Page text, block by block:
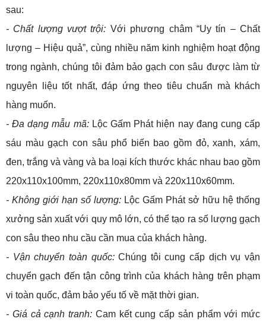
sau:
- Chất lượng vượt trội: Với phương châm “Uy tín – Chất
lượng – Hiệu quả”, cùng nhiều năm kinh nghiệm hoạt động
trong ngành, chúng tôi đảm bảo gạch con sâu được làm từ
nguyên liệu tốt nhất, đáp ứng theo tiêu chuẩn mà khách
hàng muốn.
- Đa dạng mẫu mã:Lộc Gấm Phát hiện nay đang cung cấp
sáu màu gạch con sâu phổ biến bao gồm đỏ, xanh, xám,
đen, trắng và vàng và ba loại kích thước khác nhau bao gồm
220x110x100mm, 220x110x80mm và 220x110x60mm.
- Không giới hạn số lượng: Lộc Gấm Phát sở hữu hệ thống
xưởng sản xuất với quy mô lớn, có thể tạo ra số lượng gạch
con sâu theo nhu cầu cần mua của khách hàng.
- Vận chuyển toàn quốc:Chúng tôi cung cấp dịch vụ vận
chuyển gạch đến tận công trình của khách hàng trên phạm
vi toàn quốc, đảm bảo yếu tố về mặt thời gian.
- Giá cả cạnh tranh: Cam kết cung cấp sản phẩm với mức